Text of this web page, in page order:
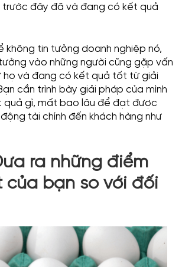
trước đây đã và đang có kết quả
không tin tưởng doanh nghiệp nó,
vào những người cũng gặp vấn
họ và đang có kết quả tốt từ giải
cần trình bày giải pháp của mình
gì, mất bao lâu để đạt được
tài chính đến khách hàng như
ra những điểm
của bạn so với đối